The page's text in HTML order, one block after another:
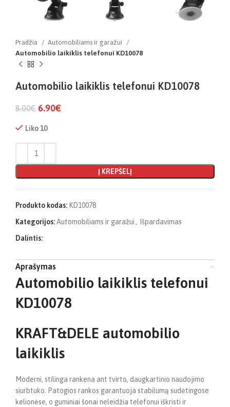
Pradžia
Automobiliams ir garažui
Automobilio laikiklis telefonui KD10078
Automobilio laikiklis telefonui KD10078
8.00€ 6.90€
Liko 10
Į KREPŠELĮ
Produkto kodas: KD10078
Kategorijos:Automobiliams ir garažui,
Išpardavimas
Dalintis:
Aprašymas
Automobilio laikiklis telefonui
KD10078
KRAFT&DELE automobilio
laikiklis
Moderni, stilinga rankena ant tvirto, daugkartinio naudojimo
siurbtuko. Patogios rankos garantuoja stabilumą sudėtingose
kelionėse, o guminiai šonai neleidžia telefonui iškristi ir